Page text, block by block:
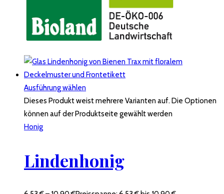
Ausführung wählen
Dieses Produkt weist mehrere Varianten auf. Die Optionen
können auf der Produktseite gewählt werden
Honig
Lindenhonig